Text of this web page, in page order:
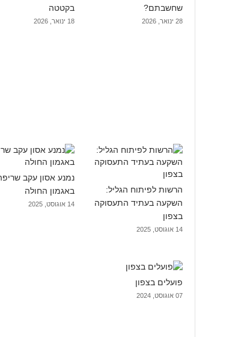
שחשבתם?
28 ינואר, 2026
בקטטה
18 ינואר, 2026
הרשות לפיתוח הגליל:
השקעה בעתיד התעסוקה
בצפון
14 אוגוסט, 2025
נמנע אסון עקב
באגמון החולה
14 אוגוסט, 2025
פועלים בצפון
07 אוגוסט, 2024